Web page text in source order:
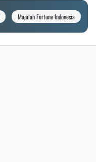
Majalah Fortune Indonesia